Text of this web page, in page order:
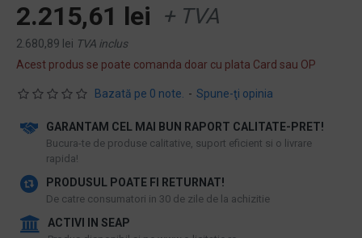
Bazată pe 0 note. - Spune-ţi opinia
2.215,61 lei + TVA
2.680,89 lei TVA inclus
Acest produs se poate comanda doar cu plata Card sau OP
GARANTAM CEL MAI BUN RAPORT CALITATE-PRET!
​Bucura-te de produse calitative, suport eficient si o livrare
rapida!
PRODUSUL POATE FI RETURNAT!
De catre consumatori in 30 de zile de la achizitie
ACTIVI IN SEAP